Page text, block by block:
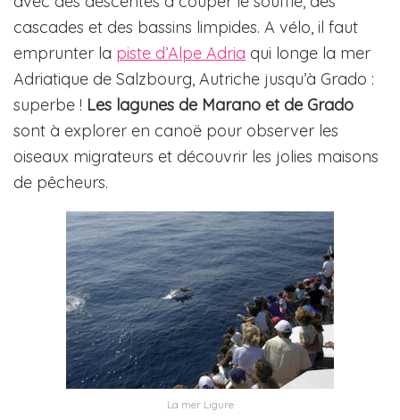
cascades et des bassins limpides. A vélo, il faut
emprunter la piste d’Alpe Adria qui longe la mer
Adriatique de Salzbourg, Autriche jusqu’à Grado :
superbe ! Les lagunes de Marano et de Grado
sont à explorer en canoë pour observer les
oiseaux migrateurs et découvrir les jolies maisons
de pêcheurs.
La mer Ligure